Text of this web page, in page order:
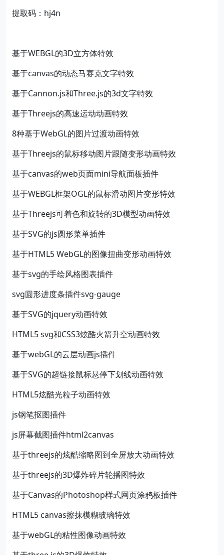
提取码：hj4n
基于WEBGL的3D立方体特效
基于canvas的动态马赛克文字特效
基于Cannon.js和Three.js的3d文字特效
基于Threejs的高速运动动画特效
8种基于WebGL的图片过渡动画特效
基于Threejs的鼠标移动图片跟随变形动画特效
基于canvas的web页面mini导航面板插件
基于WEBGL框架OGL的鼠标滑动图片变形特效
基于Threejs可着色和旋转的3D模型动画特效
基于SVG的js圆形菜单插件
基于HTML5 WebGL的图像扭曲变形动画特效
基于svg的手绘风格图表插件
svg圆形进度条插件svg-gauge
基于SVG的jquery动画特效
HTML5 svg和CSS3炫酷火箭升空动画特效
基于webGL的云层动画js插件
基于SVG的超链接鼠标悬停下划线动画特效
HTML5炫酷光粒子动画特效
js钢笔抠图插件
js屏幕截图插件html2canvas
基于threejs的炫酷缩略图到全屏放大动画特效
基于threejs的3D爆炸碎片轮播图特效
基于Canvas的Photoshop样式网页涂鸦板插件
HTML5 canvas擦抹模糊玻璃特效
基于webGL的粘性图像动画特效